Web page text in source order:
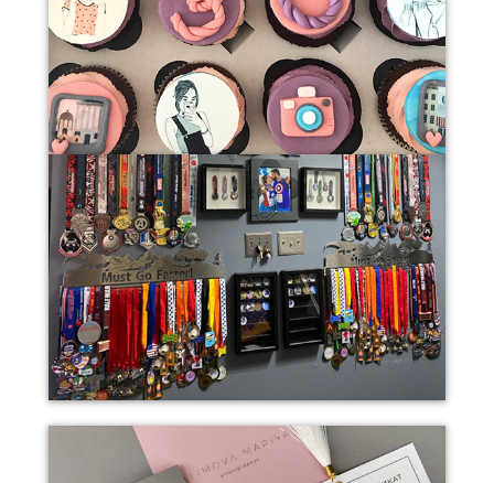
Печать на сладостях
Медали